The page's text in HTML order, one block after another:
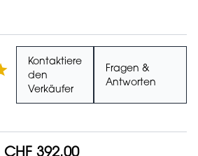
Kontaktiere
den
Verkäufer
Fragen &
Antworten
CHF 392.00